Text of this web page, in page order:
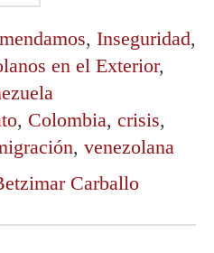
, Inseguridad,
en el Exterior,
, Colombia, crisis,
, venezolana
Carballo